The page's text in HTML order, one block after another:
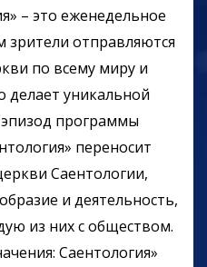
– это еженедельное
зрители отправляются
по всему миру и
делает уникальной
программы
переносит
Саентологии,
и деятельность,
из них с обществом.
Саентология»